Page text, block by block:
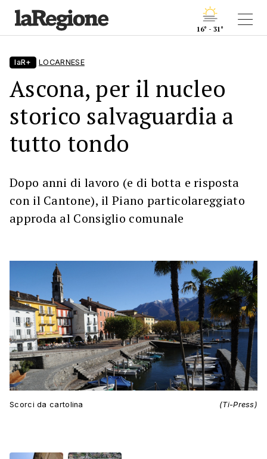
16° - 31°
laR+ LOCARNESE
Ascona, per il nucleo
storico salvaguardia a
tutto tondo
Dopo anni di lavoro (e di botta e risposta
con il Cantone), il Piano particolareggiato
approda al Consiglio comunale
Scorci da cartolina (Ti-Press)